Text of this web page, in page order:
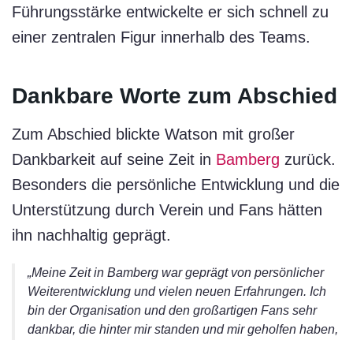
Führungsstärke entwickelte er sich schnell zu
einer zentralen Figur innerhalb des Teams.
Dankbare Worte zum Abschied
Zum Abschied blickte Watson mit großer
Dankbarkeit auf seine Zeit in Bamberg zurück.
Besonders die persönliche Entwicklung und die
Unterstützung durch Verein und Fans hätten
ihn nachhaltig geprägt.
„Meine Zeit in Bamberg war geprägt von persönlicher
Weiterentwicklung und vielen neuen Erfahrungen. Ich
bin der Organisation und den großartigen Fans sehr
dankbar, die hinter mir standen und mir geholfen haben,